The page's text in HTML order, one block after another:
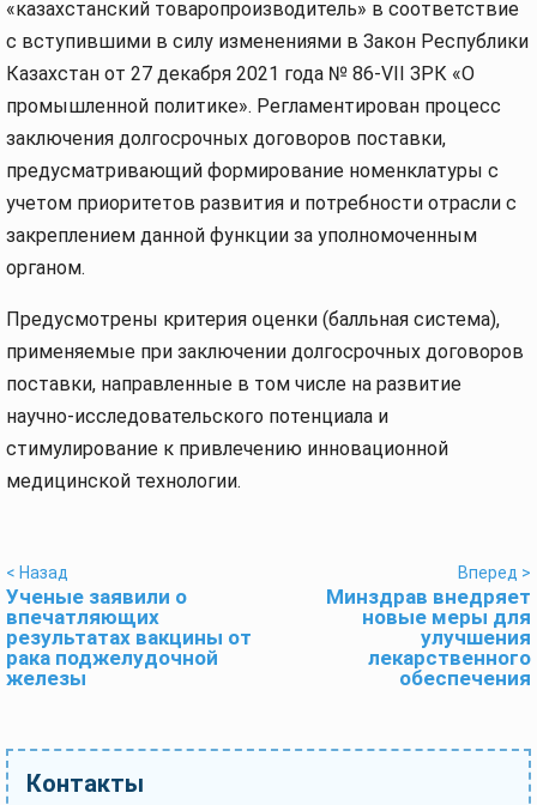
«казахстанский товаропроизводитель» в соответствие
с вступившими в силу изменениями в Закон Республики
Казахстан от 27 декабря 2021 года № 86-VII ЗРК «О
промышленной политике». Регламентирован процесс
заключения долгосрочных договоров поставки,
предусматривающий формирование номенклатуры с
учетом приоритетов развития и потребности отрасли с
закреплением данной функции за уполномоченным
органом.
Предусмотрены критерия оценки (балльная система),
применяемые при заключении долгосрочных договоров
поставки, направленные в том числе на развитие
научно-исследовательского потенциала и
стимулирование к привлечению инновационной
медицинской технологии.
< Назад
Ученые заявили о
впечатляющих
результатах вакцины от
рака поджелудочной
железы
Вперед >
Минздрав внедряет
новые меры для
улучшения
лекарственного
обеспечения
Контакты